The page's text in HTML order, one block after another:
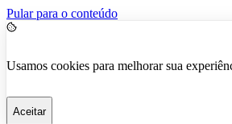
Pular para o conteúdo
Usamos cookies para melhorar sua
Aceitar